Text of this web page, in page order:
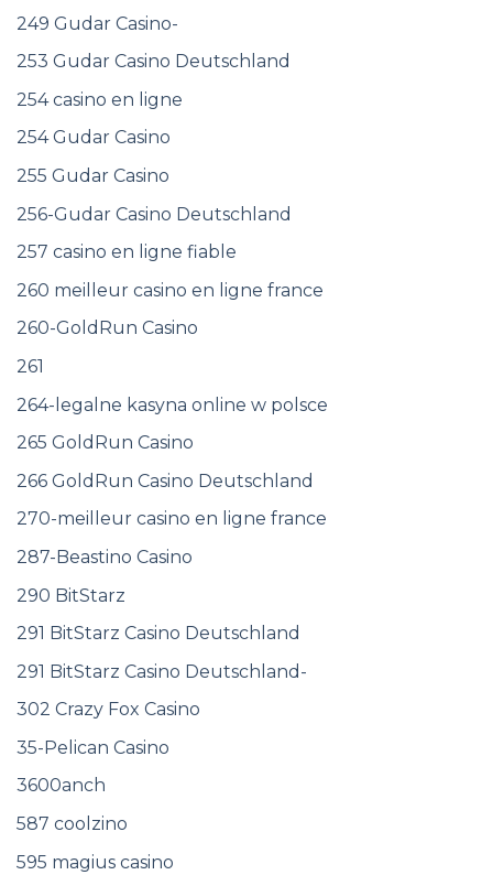
249 Gudar Casino-
253 Gudar Casino Deutschland
254 casino en ligne
254 Gudar Casino
255 Gudar Casino
256-Gudar Casino Deutschland
257 casino en ligne fiable
260 meilleur casino en ligne france
260-GoldRun Casino
261
264-legalne kasyna online w polsce
265 GoldRun Casino
266 GoldRun Casino Deutschland
270-meilleur casino en ligne france
287-Beastino Casino
290 BitStarz
291 BitStarz Casino Deutschland
291 BitStarz Casino Deutschland-
302 Crazy Fox Casino
35-Pelican Casino
3600anch
587 coolzino
595 magius casino